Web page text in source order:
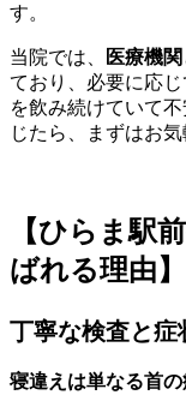
す。
当院では、 医療機
ており、必要に応
を飲み続けていて
じたら、まずはお
【ひらま駅
ばれる理由】
丁寧な検査と症
寝違えは単なる首